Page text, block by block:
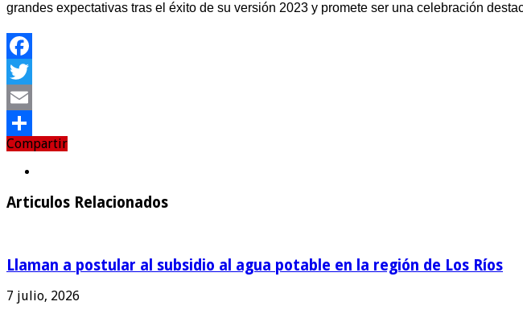
grandes expectativas tras el éxito de su versión 2023 y promete ser una celebración
Facebook
Twitter
Email
Compartir
Compartir
Articulos Relacionados
Llaman a postular al subsidio al agua potable en la región de Los Ríos
7 julio, 2026